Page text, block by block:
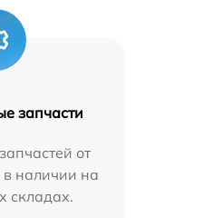
запчасти
от
в наличии на
складах.